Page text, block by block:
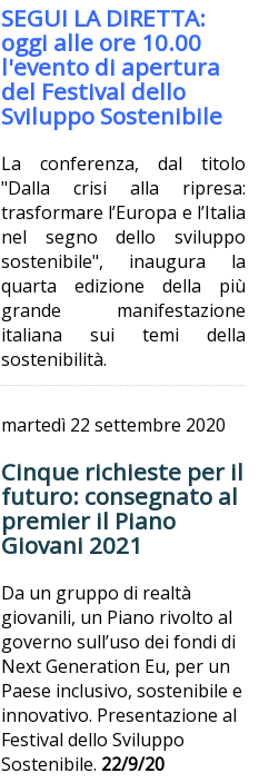
SEGUI LA DIRETTA:
oggi alle ore 10.00
l'evento di apertura
del Festival dello
Sviluppo Sostenibile
La conferenza, dal titolo
"Dalla crisi alla ripresa:
trasformare l’Europa e l’Italia
nel segno dello sviluppo
sostenibile", inaugura la
quarta edizione della più
grande manifestazione
italiana sui temi della
sostenibilità.
martedì 22 settembre 2020
Cinque richieste per il
futuro: consegnato al
premier il Piano
Giovani 2021
Da un gruppo di realtà
giovanili, un Piano rivolto al
governo sull’uso dei fondi di
Next Generation Eu, per un
Paese inclusivo, sostenibile e
innovativo. Presentazione al
Festival dello Sviluppo
Sostenibile. 22/9/20